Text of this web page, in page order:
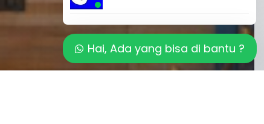
Hai, Ada yang bisa di bantu ?